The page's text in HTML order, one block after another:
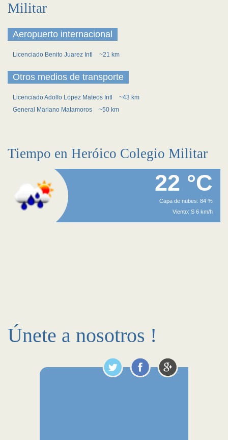
Militar
Aeropuerto internacional
Licenciado Benito Juarez Intl ~21 km
Otros medios de transporte
Licenciado Adolfo Lopez Mateos Intl
~43 km
General Mariano Matamoros
~50 km
Tiempo en Heróico Colegio Militar
22 °C
Capa de nubes: 84 %
Viento: S 6 km/h
Únete a nosotros !